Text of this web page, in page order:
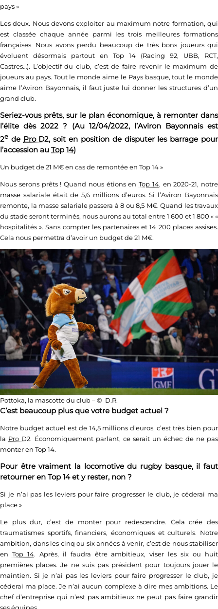
pays»
Les deux. Nous devons exploiter au maximum notre formation, qui
est classée chaque année parmi les trois meilleures formations
françaises. Nous avons perdu beaucoup de très bons joueurs qui
évoluent désormais partout en Top 14 (Racing 92, UBB, RCT,
Castres…). L’objectif du club, c’est de faire revenir le maximum de
joueurs au pays. Tout le monde aime le Pays basque, tout le monde
aime l’Aviron Bayonnais, il faut juste lui donner les structures d’un
grand club.
Seriez-vous prêts, sur le plan économique, à remonter dans
l’élite dès 2022 ? (Au 12/04/2022, l’Aviron Bayonnais est
2e de Pro D2, soit en position de disputer les barrage pour
l’accession au Top 14)
Un budget de 21 M€ en cas de remontée en Top 14»
Nous serons prêts ! Quand nous étions en Top 14, en 2020-21, notre
masse salariale était de 5,6 millions d’euros. Si l’Aviron Bayonnais
remonte, la masse salariale passera à 8 ou 8,5 M€. Quand les travaux
du stade seront terminés, nous aurons au total entre 1 600 et 1 800 « «
hospitalités ». Sans compter les partenaires et 14 200 places assises.
Cela nous permettra d’avoir un budget de 21 M€.
Pottoka, la mascotte du club – © D.R.
C’est beaucoup plus que votre budget actuel ?
Notre budget actuel est de 14,5 millions d’euros, c’est très bien pour
la Pro D2. Économiquement parlant, ce serait un échec de ne pas
monter en Top 14.
Pour être vraiment la locomotive du rugby basque, il faut
retourner en Top 14 et y rester, non ?
Si je n’ai pas les leviers pour faire progresser le club, je céderai ma
place»
Le plus dur, c’est de monter pour redescendre. Cela crée des
traumatismes sportifs, financiers, économiques et culturels. Notre
ambition, dans les cinq ou six années à venir, c’est de nous stabiliser
en Top 14. Après, il faudra être ambitieux, viser les six ou huit
premières places. Je ne suis pas président pour toujours jouer le
maintien. Si je n’ai pas les leviers pour faire progresser le club, je
céderai ma place. Je n’ai aucun complexe à dire mes ambitions. Le
chef d’entreprise qui n’est pas ambitieux ne peut pas faire grandir
ses équipes.